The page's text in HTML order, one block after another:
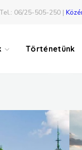
06/25-505-250 |
Történetünk